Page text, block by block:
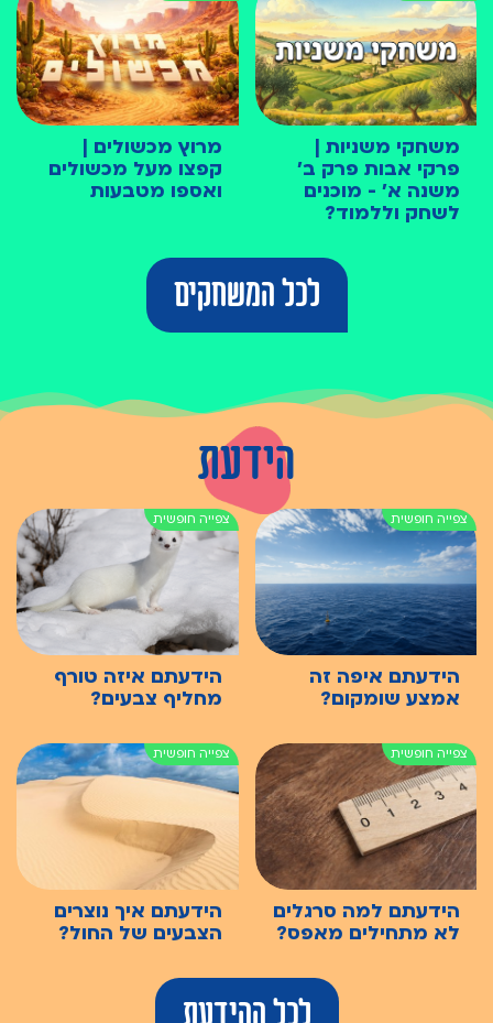
משחקי משניות |
פרקי אבות פרק ב׳
משנה א׳ - מוכנים
לשחק וללמוד?
מרוץ מכשולים |
קפצו מעל מכשולים
ואספו מטבעות
לכל המשחקים
הידעת
הידעתם איפה זה
אמצע שומקום?
הידעתם איזה טורף
מחליף צבעים?
הידעתם למה סרגלים
לא מתחילים מאפס?
הידעתם איך נוצרים
הצבעים של החול?